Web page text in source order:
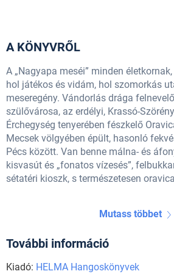
A KÖNYVRŐL
A „Nagyapa meséi” minden
hol játékos és vidám, hol szomorkás
meseregény. Vándorlás drága
szülővárosa, az erdélyi, Krassó-
Érchegység tenyerében fészkelő
Mecsek völgyében épült, hasonló
Pécs között. Van benne málna- és
kisvasút és „fonatos vízesés”,
sétatéri kioszk, s természetesen
Mutass többet
További információ
Kiadó: HELMA Hangoskönyvek